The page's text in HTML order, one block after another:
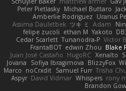
Peter Pietlasky Michael Buttaro
Amberlie Rodriguez Uranus
Assima Dauletbek ツキ ミ Adam
felipe zucoli ethan M Yakoto
Cedar Scarlett Tunanodra-P Victor
FrantaBOT edwin Zhou Blake
Juan José Castaño HugoRC Xenalto
Jovana
Sofiya Ibragimova BlizzyFox
Marco noCrxdit Samuel Furr Trisha
Aspyr David Vidmar Whispers rony
Brandon